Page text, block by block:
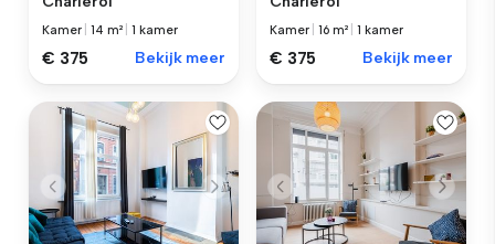
Kamer |14 m² |1 kamer
€ 375 Bekijk meer
Kamer |16 m² |1 kamer
€ 375 Bekijk meer